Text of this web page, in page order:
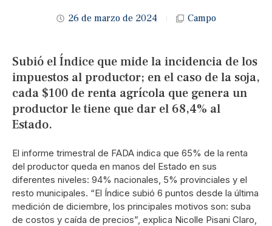
26 de marzo de 2024 Campo
Subió el Índice que mide la incidencia de los
impuestos al productor; en el caso de la soja,
cada $100 de renta agrícola que genera un
productor le tiene que dar el 68,4% al
Estado.
El informe trimestral de FADA indica que 65% de la renta
del productor queda en manos del Estado en sus
diferentes niveles: 94% nacionales, 5% provinciales y el
resto municipales. “El Índice subió 6 puntos desde la última
medición de diciembre, los principales motivos son: suba
de costos y caída de precios”, explica Nicolle Pisani Claro,